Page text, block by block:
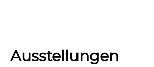
Ausstellungen